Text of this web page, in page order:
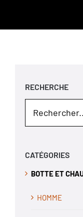
RECHERCHE
CATÉGORIES
BOTTE ET
HOMME